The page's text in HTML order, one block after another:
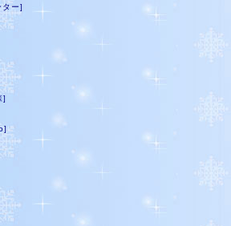
ー]
]